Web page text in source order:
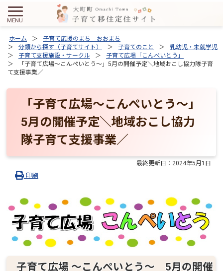
ホーム
子育て応援のまち おおまち
分類から探す（子育てサイト）
子育てのこと
乳幼児・未就学児
子育て支援施設・サークル
子育て広場「こんぺいとう」
「子育て広場～こんぺいとう～」5月の開催予定＼地域おこし協力隊子育
て支援事業／
「子育て広場～こんぺいとう～」
5月の開催予定＼地域おこし協力
隊子育て支援事業／
最終更新日： 2024年5月1日
印刷
子育て広場 ～こんぺいとう～ 5月の開催